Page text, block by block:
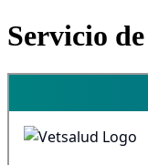
Servicio